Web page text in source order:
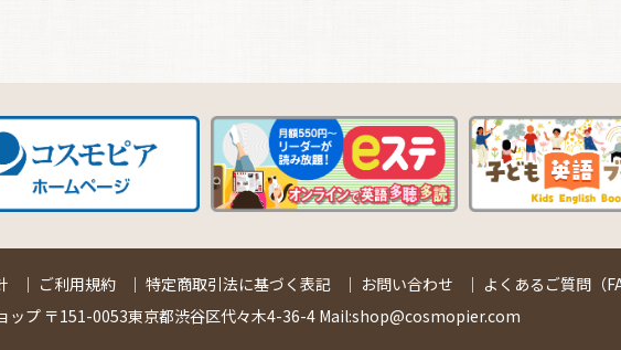
｜ ご利用規約 ｜ 特定商取引法に基づく表記 ｜ お問い合わせ ｜ よくあるご質問（
プ 〒151-0053東京都渋谷区代々木4-36-4 Mail:shop@cosmopier.com